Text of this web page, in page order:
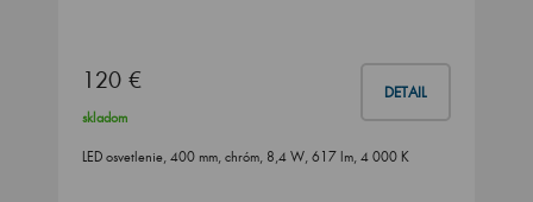
120 € DETAIL
skladom
LED osvetlenie, 400 mm, chróm, 8,4 W, 617 lm, 4 000 K